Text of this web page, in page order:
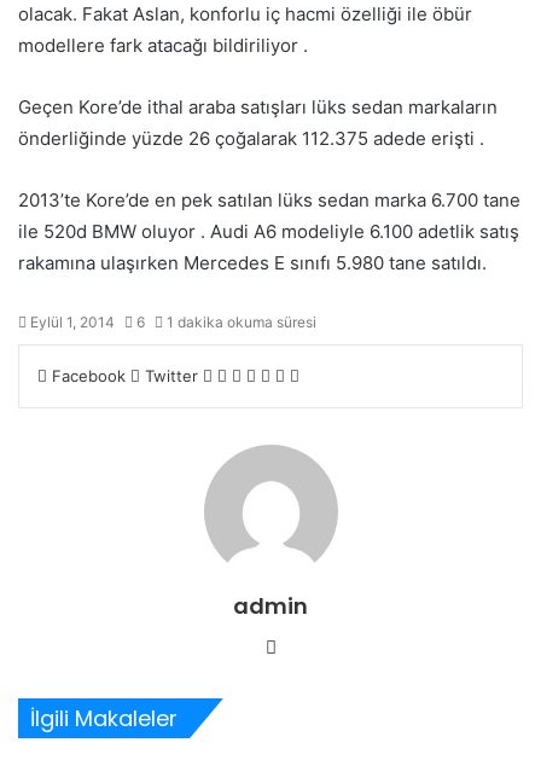
olacak. Fakat Aslan, konforlu iç hacmi özelliği ile öbür
modellere fark atacağı bildiriliyor .
Geçen Kore’de ithal araba satışları lüks sedan markaların
önderliğinde yüzde 26 çoğalarak 112.375 adede erişti .
2013’te Kore’de en pek satılan lüks sedan marka 6.700 tane
ile 520d BMW oluyor . Audi A6 modeliyle 6.100 adetlik satış
rakamına ulaşırken Mercedes E sınıfı 5.980 tane satıldı.
Eylül 1, 2014 6 1 dakika okuma süresi
Facebook Twitter LinkedIn
Tumblr
Pinterest
Reddit
VKontakte
E-
paylaş
admin
Web
İlgili Makaleler